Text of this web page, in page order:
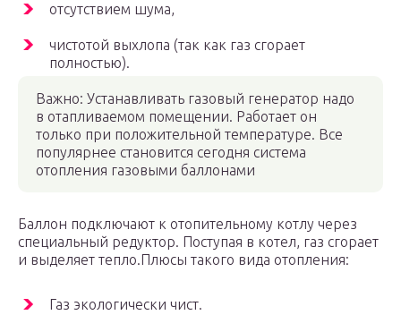
отсутствием шума,
чистотой выхлопа (так как газ сгорает
полностью).
Важно: Устанавливать газовый генератор надо
в отапливаемом помещении. Работает он
только при положительной температуре. Все
популярнее становится сегодня система
отопления газовыми баллонами
Баллон подключают к отопительному котлу через
специальный редуктор. Поступая в котел, газ сгорает
и выделяет тепло.Плюсы такого вида отопления:
Газ экологически чист.